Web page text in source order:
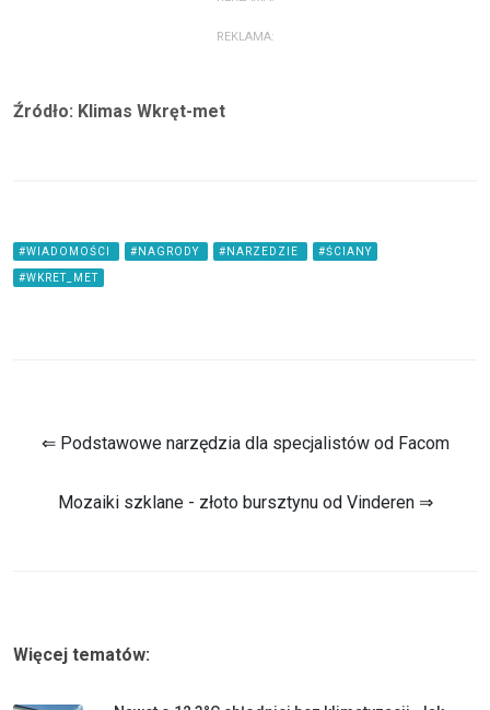
REKLAMA:
Źródło: Klimas Wkręt-met
#WIADOMOŚCI #NAGRODY #NARZEDZIE #ŚCIANY
#WKRET_MET
⇐ Podstawowe narzędzia dla specjalistów od Facom
Mozaiki szklane - złoto bursztynu od Vinderen ⇒
Więcej tematów: